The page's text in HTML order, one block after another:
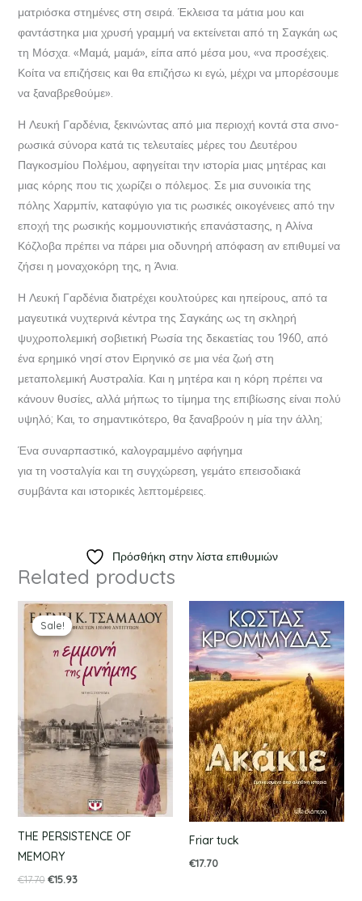
ματριόσκα στημένες στη σειρά. Έκλεισα τα μάτια μου και
φαντάστηκα μια χρυσή γραμμή να εκτείνεται από τη Σαγκάη ως
τη Μόσχα. «Μαμά, μαμά», είπα από μέσα μου, «να προσέχεις.
Κοίτα να επιζήσεις και θα επιζήσω κι εγώ, μέχρι να μπορέσουμε
να ξαναβρεθούμε».
Η Λευκή Γαρδένια, ξεκινώντας από μια περιοχή κοντά στα σινο-
ρωσικά σύνορα κατά τις τελευταίες μέρες του Δευτέρου
Παγκοσμίου Πολέμου, αφηγείται την ιστορία μιας μητέρας και
μιας κόρης που τις χωρίζει ο πόλεμος. Σε μια συνοικία της
πόλης Χαρμπίν, καταφύγιο για τις ρωσικές οικογένειες από την
εποχή της ρωσικής κομμουνιστικής επανάστασης, η Αλίνα
Κόζλοβα πρέπει να πάρει μια οδυνηρή απόφαση αν επιθυμεί να
ζήσει η μοναχοκόρη της, η Άνια.
Η Λευκή Γαρδένια διατρέχει κουλτούρες και ηπείρους, από τα
μαγευτικά νυχτερινά κέντρα της Σαγκάης ως τη σκληρή
ψυχροπολεμική σοβιετική Ρωσία της δεκαετίας του 1960, από
ένα ερημικό νησί στον Ειρηνικό σε μια νέα ζωή στη
μεταπολεμική Αυστραλία. Και η μητέρα και η κόρη πρέπει να
κάνουν θυσίες, αλλά μήπως το τίμημα της επιβίωσης είναι πολύ
υψηλό; Και, το σημαντικότερο, θα ξαναβρούν η μία την άλλη;
Ένα συναρπαστικό, καλογραμμένο αφήγημα
για τη νοσταλγία και τη συγχώρεση, γεμάτο επεισοδιακά
συμβάντα και ιστορικές λεπτομέρειες.
Πρόσθήκη στην λίστα επιθυμιών
Related products
Sale!
Sale!
THE PERSISTENCE OF
MEMORY
€17.70
Original
price
was:
€17.70.
€15.93
Current
price
is:
€15.93.
Friar tuck
€17.70